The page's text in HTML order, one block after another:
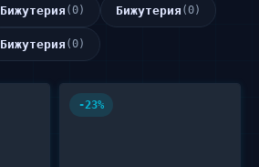
Бижутерия (0) Бижутерия (0)
Бижутерия (0)
-23%